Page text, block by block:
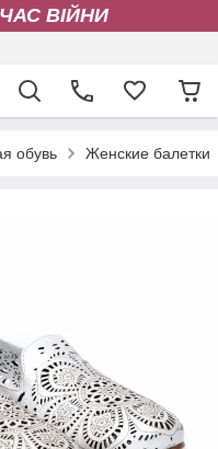
ВІЙНИ
обувь Женские балетки